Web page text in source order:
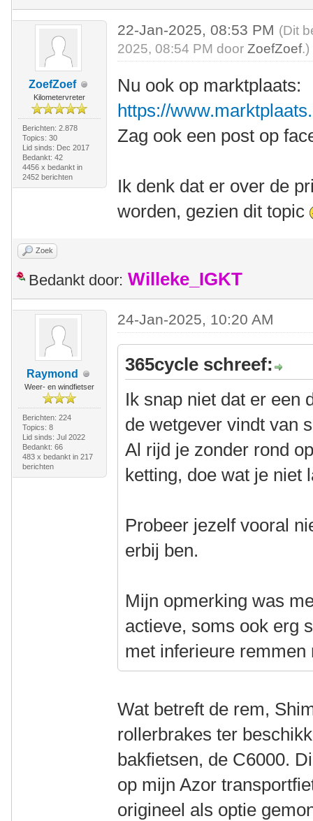
ZoefZoef
Kilometervreter
Berichten: 2.878
Topics: 30
Lid sinds: Dec 2017
Bedankt: 42
4456 x bedankt in
2452 berichten
22-Jan-2025, 08:53 PM (Dit
2025, 08:54 PM doorZoefZoef.)
Nu ook op marktplaats:
https://
Zag ook een post op
Ik denk dat er over de
worden, gezien dit topic
Zoek
Bedankt door: Willeke_IGKT
Raymond
Weer- en windfietser
Berichten: 224
Topics: 8
Lid sinds: Jul 2022
Bedankt: 66
483 x bedankt in 217
berichten
24-Jan-2025, 10:20 AM
365cycle schreef:
Ik snap niet dat er een
de wetgever vindt van
Al rijd je zonder rond
ketting, doe wat je niet
Probeer jezelf vooral
erbij ben.
Mijn opmerking was
actieve, soms ook erg
met inferieure
Wat betreft de rem,
rollerbrakes ter
bakfietsen, de C6000.
op mijn Azor
origineel als optie